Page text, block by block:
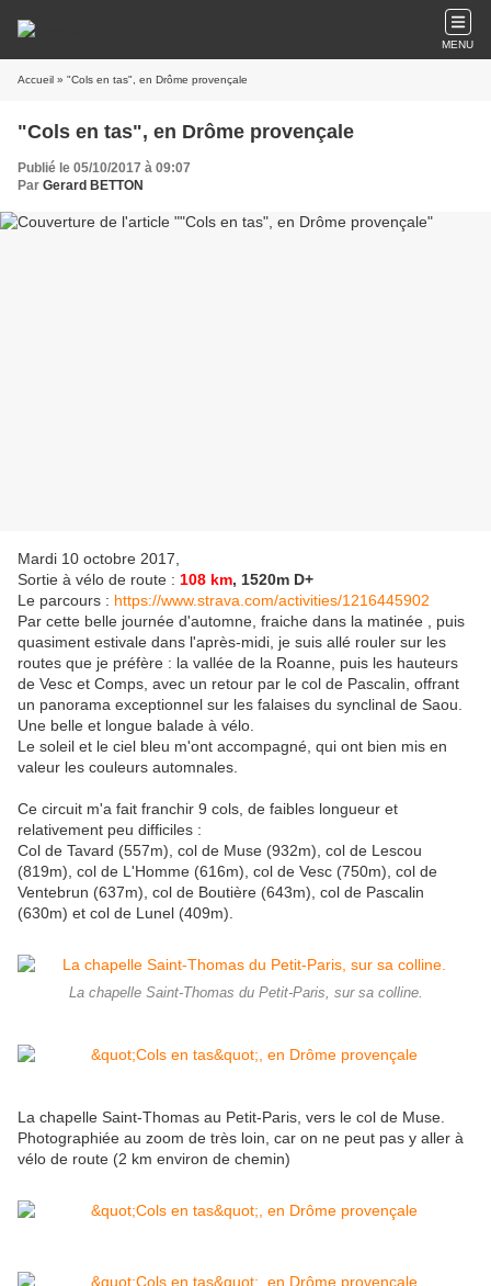
MENU
Accueil » "Cols en tas", en Drôme provençale
"Cols en tas", en Drôme provençale
Publié le 05/10/2017 à 09:07
Par Gerard BETTON
Mardi 10 octobre 2017,
Sortie à vélo de route : 108 km, 1520m D+
Le parcours : https://www.strava.com/activities/1216445902
Par cette belle journée d'automne, fraiche dans la matinée , puis
quasiment estivale dans l'après-midi, je suis allé rouler sur les
routes que je préfère : la vallée de la Roanne, puis les hauteurs
de Vesc et Comps, avec un retour par le col de Pascalin, offrant
un panorama exceptionnel sur les falaises du synclinal de Saou.
Une belle et longue balade à vélo.
Le soleil et le ciel bleu m'ont accompagné, qui ont bien mis en
valeur les couleurs automnales.
Ce circuit m'a fait franchir 9 cols, de faibles longueur et
relativement peu difficiles :
Col de Tavard (557m), col de Muse (932m), col de Lescou
(819m), col de L'Homme (616m), col de Vesc (750m), col de
Ventebrun (637m), col de Boutière (643m), col de Pascalin
(630m) et col de Lunel (409m).
La chapelle Saint-Thomas du Petit-Paris, sur sa colline.
La chapelle Saint-Thomas au Petit-Paris, vers le col de Muse.
Photographiée au zoom de très loin, car on ne peut pas y aller à
vélo de route (2 km environ de chemin)